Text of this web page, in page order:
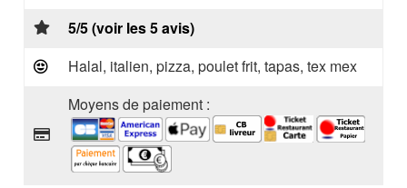
5/5 (voir les 5 avis)
Halal, italien, pizza, poulet frit, tapas, tex mex
Moyens de paiement :